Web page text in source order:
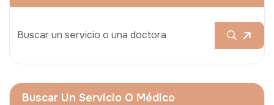
Buscar Un Servicio O Médico